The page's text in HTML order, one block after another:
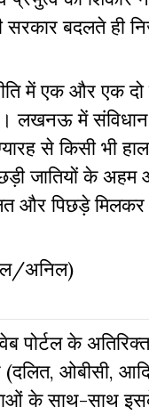
बदलते ही
में एक और एक
लखनऊ में संविधान
से किसी भी
जातियों के
और पिछड़े मिलकर
अनिल)
पोर्टल के
ओबीसी,
के साथ-साथ